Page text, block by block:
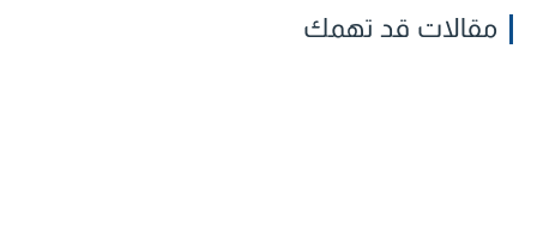
مقالات قد تهمك